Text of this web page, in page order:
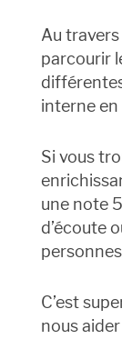
Au
parcourir
interne en
Si vous
une note
d’écoute
C’est
nous